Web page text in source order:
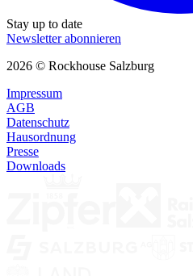
Stay up to date
Newsletter abonnieren
2026 © Rockhouse Salzburg
Impressum
AGB
Datenschutz
Hausordnung
Presse
Downloads